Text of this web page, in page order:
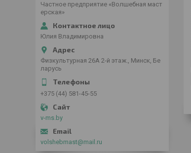
Частное предприятие «Волшебная маст
ерская»
Юлия Владимировна
Физкультурная 26А 2-й этаж., Минск, Бе
ларусь
+375 (44) 581-45-55
v-ms.by
volshebmast@mail.ru